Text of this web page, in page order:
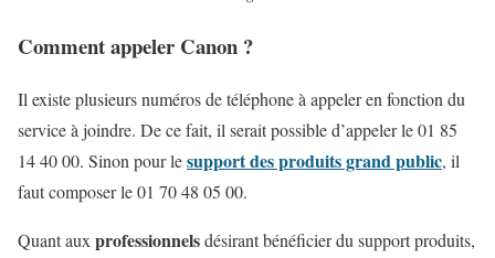
Comment appeler Canon ?
Il existe plusieurs numéros de téléphone à appeler en fonction du
service à joindre. De ce fait, il serait possible d’appeler le 01 85
14 40 00. Sinon pour lesupport des produits grand public, il
faut composer le 01 70 48 05 00.
Quant auxprofessionnelsdésirant bénéficier du support produits,